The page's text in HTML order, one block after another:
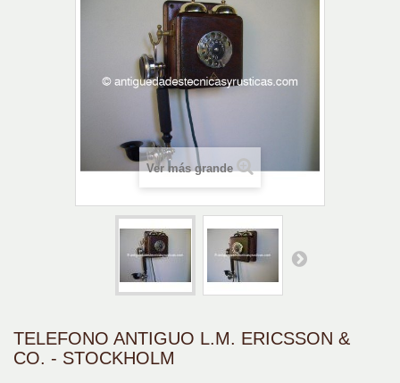
Ver más grande
TELEFONO ANTIGUO L.M. ERICSSON &
CO. - STOCKHOLM